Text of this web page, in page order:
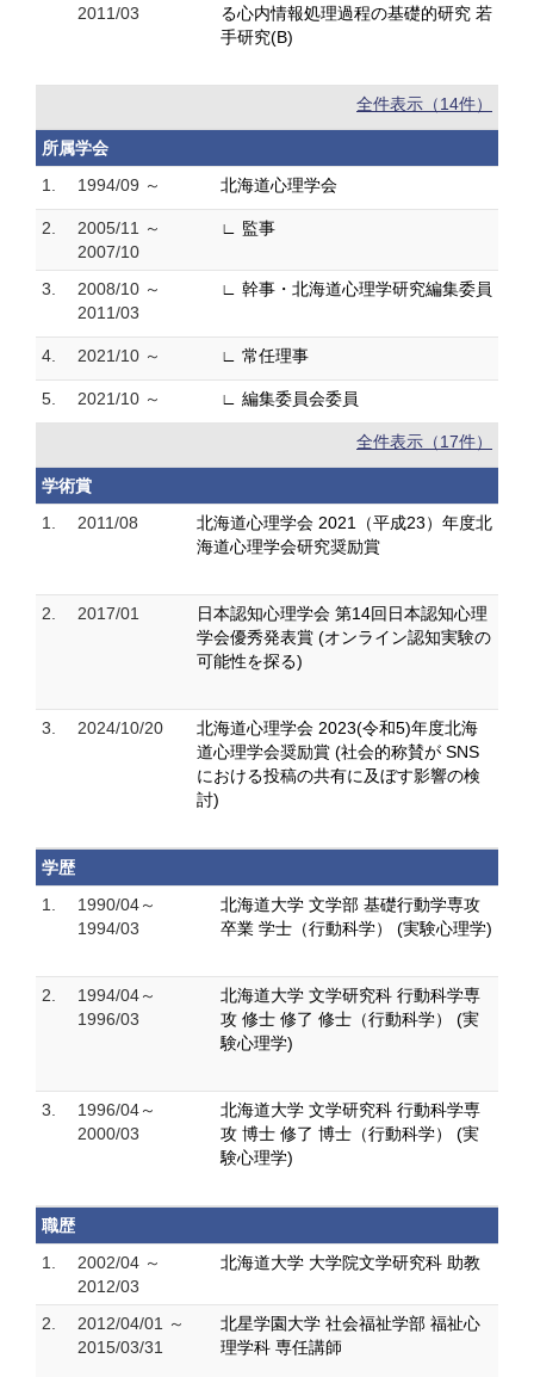
2011/03
る心内情報処理過程の基礎的研究 若
手研究(B)
全件表示（14件）
所属学会
1.
1994/09 ～ 北海道心理学会
2.
2005/11 ～
2007/10
∟ 監事
3.
2008/10 ～
2011/03
∟ 幹事・北海道心理学研究編集委員
4. 2021/10 ～ ∟ 常任理事
5. 2021/10 ～ ∟ 編集委員会委員
全件表示（17件）
学術賞
1.
2011/08
北海道心理学会 2021（平成23）年度北
海道心理学会研究奨励賞
2. 2017/01
日本認知心理学会 第14回日本認知心理
学会優秀発表賞 (オンライン認知実験の
可能性を探る)
3. 2024/10/20
北海道心理学会 2023(令和5)年度北海
道心理学会奨励賞 (社会的称賛が SNS
における投稿の共有に及ぼす影響の検
討)
学歴
1.
1990/04～
1994/03
北海道大学 文学部 基礎行動学専攻
卒業 学士（行動科学） (実験心理学)
2.
1994/04～
1996/03
北海道大学 文学研究科 行動科学専
攻 修士 修了 修士（行動科学） (実
験心理学)
3.
1996/04～
2000/03
北海道大学 文学研究科 行動科学専
攻 博士 修了 博士（行動科学） (実
験心理学)
職歴
1.
2002/04 ～
2012/03
北海道大学 大学院文学研究科 助教
2.
2012/04/01 ～
2015/03/31
北星学園大学 社会福祉学部 福祉心
理学科 専任講師